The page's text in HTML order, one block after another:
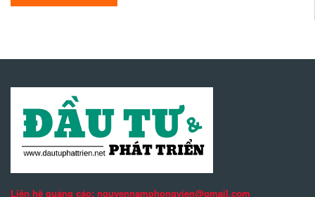
Liên hệ quảng cáo: nguyennamphongvien@gmail.com